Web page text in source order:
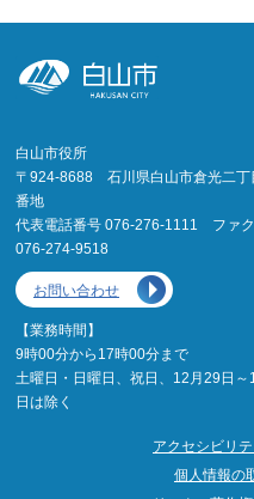
白山市役所
〒924-8688 石川県白山市倉光二丁
番地
代表電話番号 076-276-1111 ファ
076-274-9518
お問い合わせ
【業務時間】
9時00分から17時00分まで
土曜日・日曜日、祝日、12月29日～
日は除く
アクセシビリ
個人情報の